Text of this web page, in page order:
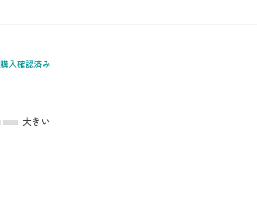
購入確認済み
大きい